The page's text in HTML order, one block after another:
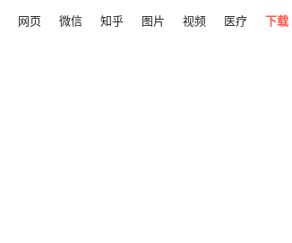
网页 微信 知乎 图片 视频 医疗 下载